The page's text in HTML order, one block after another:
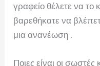
γραφείο θέλετε να το
βαρεθήκατε να
μια ανανέωση .
Ποιες είναι οι